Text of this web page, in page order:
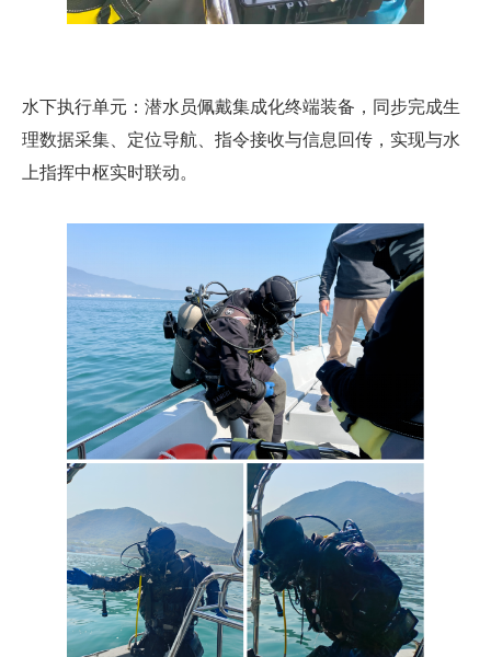
水下执行单元 ： 潜水员佩戴集成化终端装备，同步完成生
理数据采集、定位导航、指令接收与信息回传 ，实现与水
上指挥中枢实时联动。